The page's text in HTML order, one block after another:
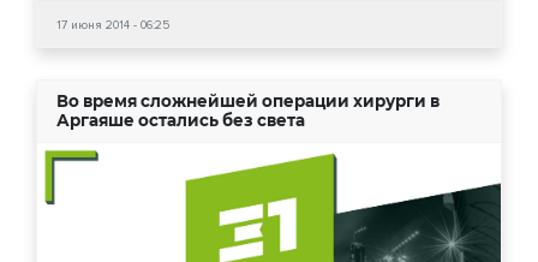
17 июня 2014 - 06:25
Во время сложнейшей операции хирурги в
Аргаяше остались без света